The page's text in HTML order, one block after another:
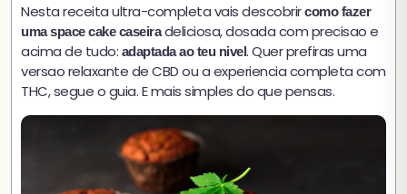
Nesta receita ultra-completa vais descobrircomo fazer
uma space cake caseiradeliciosa, dosada com precisao e
acima de tudo: adaptada ao teu nivel. Quer prefiras uma
versao relaxante de CBD ou a experiencia completa com
THC, segue o guia. E mais simples do que pensas.